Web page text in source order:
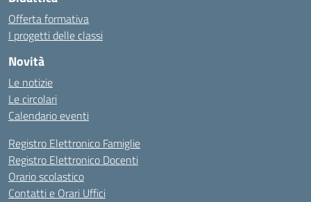
Offerta formativa
I progetti delle classi
Novità
Le notizie
Le circolari
Calendario eventi
Registro Elettronico Famiglie
Registro Elettronico Docenti
Orario scolastico
Contatti e Orari Uffici